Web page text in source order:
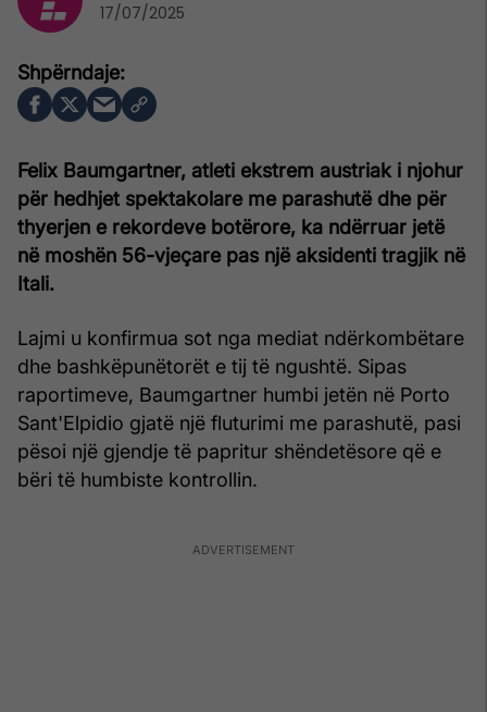
Felix Baumgartner, atleti ekstrem austriak i njohur
për hedhjet spektakolare me parashutë dhe për
thyerjen e rekordeve botërore, ka ndërruar jetë
në moshën 56-vjeçare pas një aksidenti tragjik në
Itali.
Lajmi u konfirmua sot nga mediat ndërkombëtare
dhe bashkëpunëtorët e tij të ngushtë. Sipas
raportimeve, Baumgartner humbi jetën në Porto
Sant'Elpidio gjatë një fluturimi me parashutë, pasi
pësoi një gjendje të papritur shëndetësore që e
bëri të humbiste kontrollin.
17/07/2025